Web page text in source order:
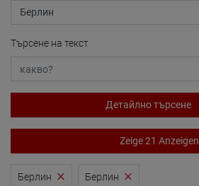
Търсене на текст
Детайлно търсене
Zeige 21 Anzeigen
Берлин Берлин